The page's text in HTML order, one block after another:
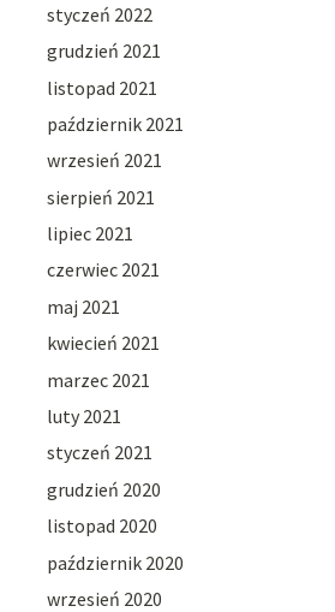
styczeń 2022
grudzień 2021
listopad 2021
październik 2021
wrzesień 2021
sierpień 2021
lipiec 2021
czerwiec 2021
maj 2021
kwiecień 2021
marzec 2021
luty 2021
styczeń 2021
grudzień 2020
listopad 2020
październik 2020
wrzesień 2020